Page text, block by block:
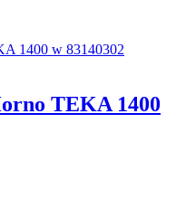
TEKA 1400